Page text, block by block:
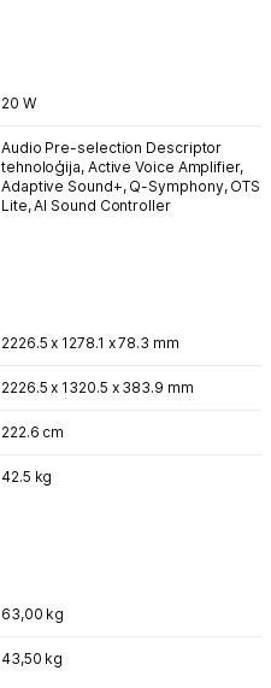
20 W
Audio Pre-selection Descriptor
tehnoloģija, Active Voice Amplifier,
Adaptive Sound+, Q-Symphony, OTS
Lite,AI Sound Controller
2226.5 x 1278.1 x 78.3 mm
2226.5 x 1320.5 x 383.9 mm
222.6 cm
42.5 kg
63,00 kg
43,50 kg